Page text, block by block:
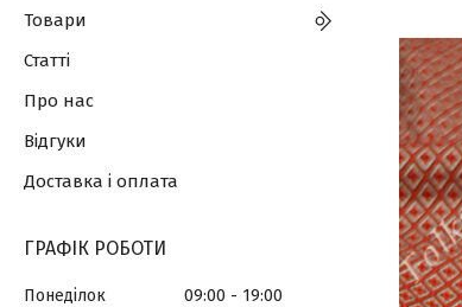
Товари
Статті
Про нас
Відгуки
Доставка і оплата
ГРАФІК РОБОТИ
Понеділок 09:00
19:00